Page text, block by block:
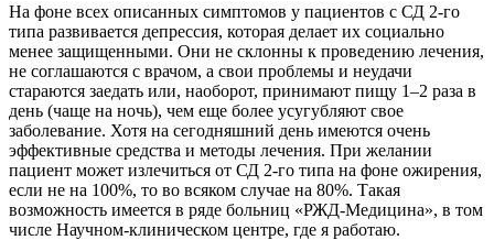
На фоне всех описанных симптомов у пациентов с СД 2-го
типа развивается депрессия, которая делает их социально
менее защищенными. Они не склонны к проведению лечения,
не соглашаются с врачом, а свои проблемы и неудачи
стараются заедать или, наоборот, принимают пищу 1–2 раза в
день (чаще на ночь), чем еще более усугубляют свое
заболевание. Хотя на сегодняшний день имеются очень
эффективные средства и методы лечения. При желании
пациент может излечиться от СД 2-го типа на фоне ожирения,
если не на 100%, то во всяком случае на 80%. Такая
возможность имеется в ряде больниц «РЖД-Медицина», в том
числе Научном-клиническом центре, где я работаю.